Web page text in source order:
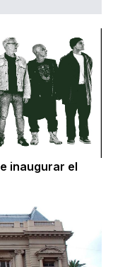
inaugurar el